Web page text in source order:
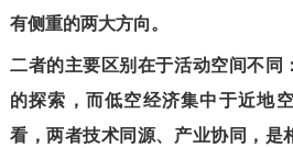
有侧重的两大方向。
二者的主要区别在于活动空间不同
的探索，而低空经济集中于近地
看，两者技术同源、产业协同，是